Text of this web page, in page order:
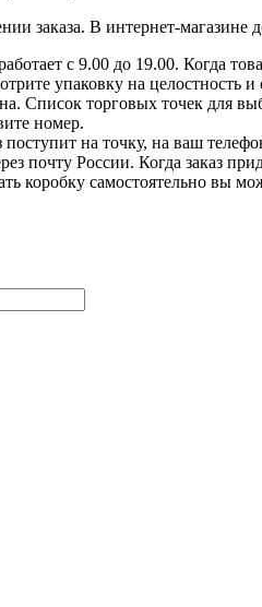
заказа. В интернет-магазине
с 9.00 до 19.00. Когда
упаковку на целостность
Список торговых точек для
номер.
поступит на точку, на ваш
почту России. Когда заказ
коробку самостоятельно вы